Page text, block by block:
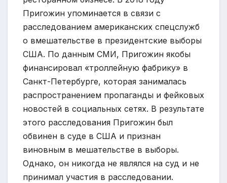
Пригожин упоминается в связи с
расследованием американских спецслужб
о вмешательстве в президентские выборы
США. По данным СМИ, Пригожин якобы
финансировал «троллейную фабрику» в
Санкт-Петербурге, которая занималась
распространением пропаганды и фейковых
новостей в социальных сетях. В результате
этого расследования Пригожин был
обвинен в суде в США и признан
виновным в мешательстве в выборы.
Однако, он никогда не являлся на суд и не
принимал участия в расследовании.